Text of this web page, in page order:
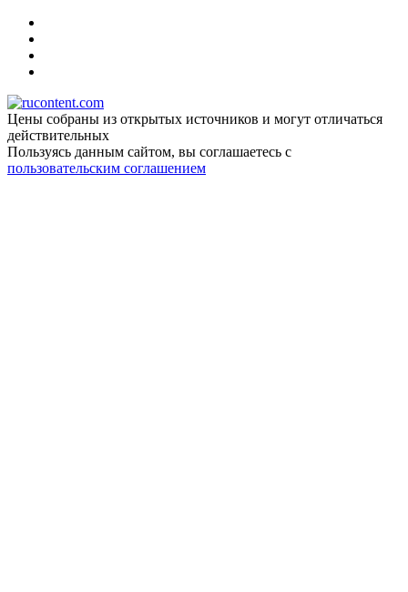
Цены собраны из открытых источников и могут отличаться
действительных
Пользуясь данным сайтом, вы соглашаетесь c
пользовательским соглашением